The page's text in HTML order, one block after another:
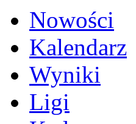
Nowości
Kalendarz
Wyniki
Ligi